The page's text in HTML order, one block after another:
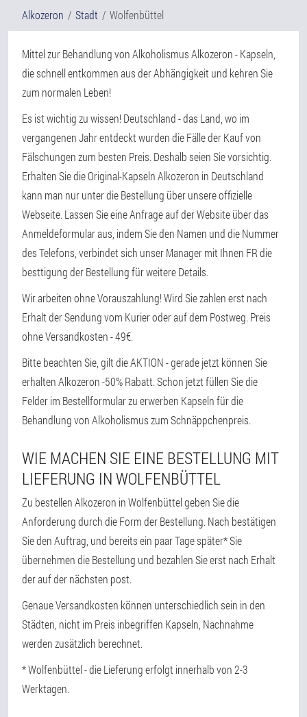
Alkozeron Stadt Wolfenbüttel
Mittel zur Behandlung von Alkoholismus Alkozeron - Kapseln,
die schnell entkommen aus der Abhängigkeit und kehren Sie
zum normalen Leben!
Es ist wichtig zu wissen! Deutschland - das Land, wo im
vergangenen Jahr entdeckt wurden die Fälle der Kauf von
Fälschungen zum besten Preis. Deshalb seien Sie vorsichtig.
Erhalten Sie die Original-Kapseln Alkozeron in Deutschland
kann man nur unter die Bestellung über unsere offizielle
Webseite. Lassen Sie eine Anfrage auf der Website über das
Anmeldeformular aus, indem Sie den Namen und die Nummer
des Telefons, verbindet sich unser Manager mit Ihnen FR die
besttigung der Bestellung für weitere Details.
Wir arbeiten ohne Vorauszahlung! Wird Sie zahlen erst nach
Erhalt der Sendung vom Kurier oder auf dem Postweg. Preis
ohne Versandkosten - 49€.
Bitte beachten Sie, gilt die AKTION - gerade jetzt können Sie
erhalten Alkozeron -50% Rabatt. Schon jetzt füllen Sie die
Felder im Bestellformular zu erwerben Kapseln für die
Behandlung von Alkoholismus zum Schnäppchenpreis.
WIE MACHEN SIE EINE BESTELLUNG MIT
LIEFERUNG IN WOLFENBÜTTEL
Zu bestellen Alkozeron in Wolfenbüttel geben Sie die
Anforderung durch die Form der Bestellung. Nach bestätigen
Sie den Auftrag, und bereits ein paar Tage später* Sie
übernehmen die Bestellung und bezahlen Sie erst nach Erhalt
der auf der nächsten post.
Genaue Versandkosten können unterschiedlich sein in den
Städten, nicht im Preis inbegriffen Kapseln, Nachnahme
werden zusätzlich berechnet.
* Wolfenbüttel - die Lieferung erfolgt innerhalb von 2-3
Werktagen.